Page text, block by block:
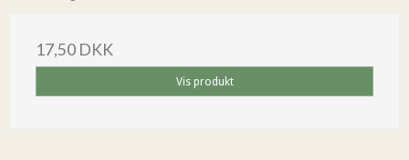
17,50 DKK
Vis produkt